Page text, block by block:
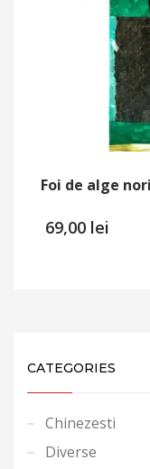
Foi de alge
69,00 lei
CATEGORIES
Chinezesti
Diverse